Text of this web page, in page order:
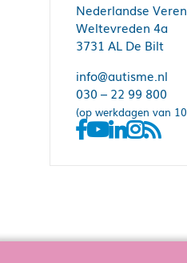
Nederlandse
Weltevreden 4a
3731 AL De Bilt
info@autisme.nl
030 – 22 99 800
(op werkdagen van